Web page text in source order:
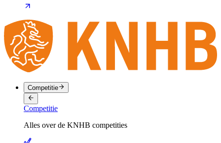
Competitie
Competitie
Alles over de KNHB competities